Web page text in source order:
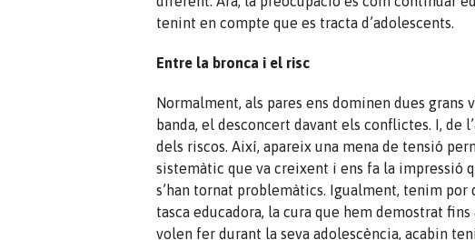
tenint en compte que es tracta d’adolescents.
Entre la bronca i el risc
Normalment, als pares ens dominen dues grans
banda, el desconcert davant els conflictes. I, de
dels riscos. Així, apareix una mena de tensió
sistemàtic que va creixent i ens fa la impressió
s’han tornat problemàtics. Igualment, tenim por
tasca educadora, la cura que hem demostrat
volen fer durant la seva adolescència, acabin